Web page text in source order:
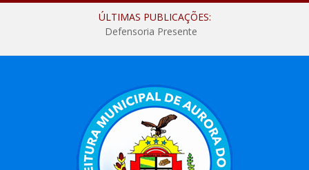
ÚLTIMAS PUBLICAÇÕES:
Defensoria Presente